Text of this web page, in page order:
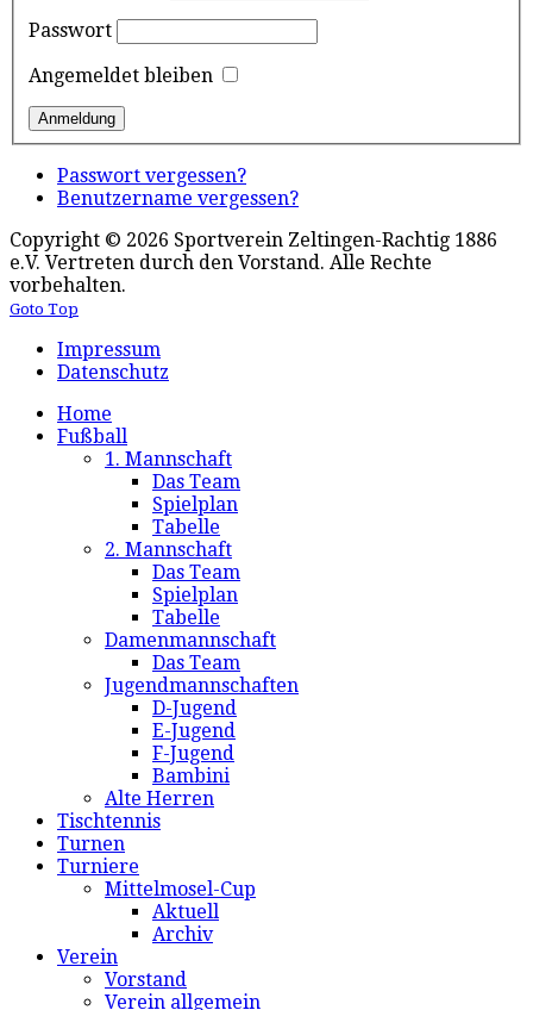
Passwort
Angemeldet bleiben
Passwort vergessen?
Benutzername vergessen?
Copyright © 2026 Sportverein Zeltingen-Rachtig 1886
e.V. Vertreten durch den Vorstand. Alle Rechte
vorbehalten.
Goto Top
Impressum
Datenschutz
Home
Fußball
1. Mannschaft
Das Team
Spielplan
Tabelle
2. Mannschaft
Das Team
Spielplan
Tabelle
Damenmannschaft
Das Team
Jugendmannschaften
D-Jugend
E-Jugend
F-Jugend
Bambini
Alte Herren
Tischtennis
Turnen
Turniere
Mittelmosel-Cup
Aktuell
Archiv
Verein
Vorstand
Verein allgemein